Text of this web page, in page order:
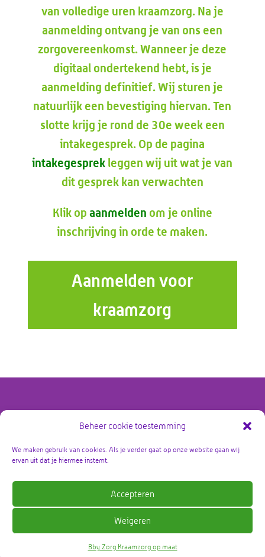
Beheer cookie toestemming
We maken gebruik van cookies. Als je verder gaat op onze website gaan wij
ervan uit dat je hiermee instemt.
Accepteren
Weigeren
Bby Zorg Kraamzorg op maat
van volledige uren kraamzorg. Na je
aanmelding ontvang je van ons een
zorgovereenkomst. Wanneer je deze
digitaal ondertekend hebt, is je
aanmelding definitief. Wij sturen je
natuurlijk een bevestiging hiervan. Ten
slotte krijg je rond de 30e week een
intakegesprek. Op de pagina
intakegesprek leggen wij uit wat je van
dit gesprek kan verwachten
Klik op aanmelden om je online
inschrijving in orde te maken.
Aanmelden voor
kraamzorg
@copyright Bby Zorg Kraamzorg 2026 – alle rechten
voorbehouden
Algemene voorwaarden